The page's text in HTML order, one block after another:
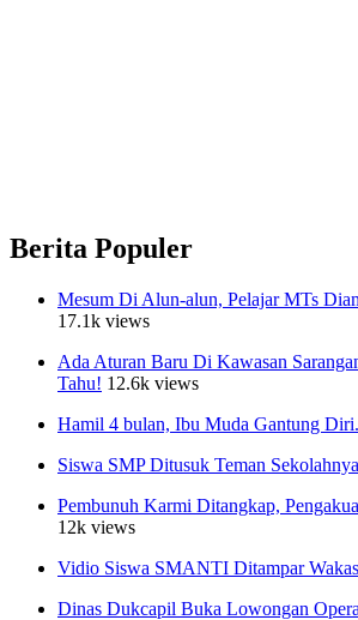
Berita Populer
Mesum Di Alun-alun, Pelajar MTs
17.1k views
Ada Aturan Baru Di Kawasan
Tahu! 12.6k views
Hamil 4 bulan, Ibu Muda Gantung Diri.
Siswa SMP Ditusuk Teman
Pembunuh Karmi Ditangkap,
12k views
Vidio Siswa SMANTI Ditampar
Dinas Dukcapil Buka Lowongan